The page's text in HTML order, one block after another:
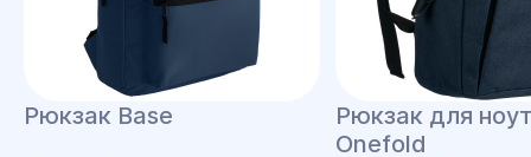
Рюкзак Base
Рюкзак для
Onefold